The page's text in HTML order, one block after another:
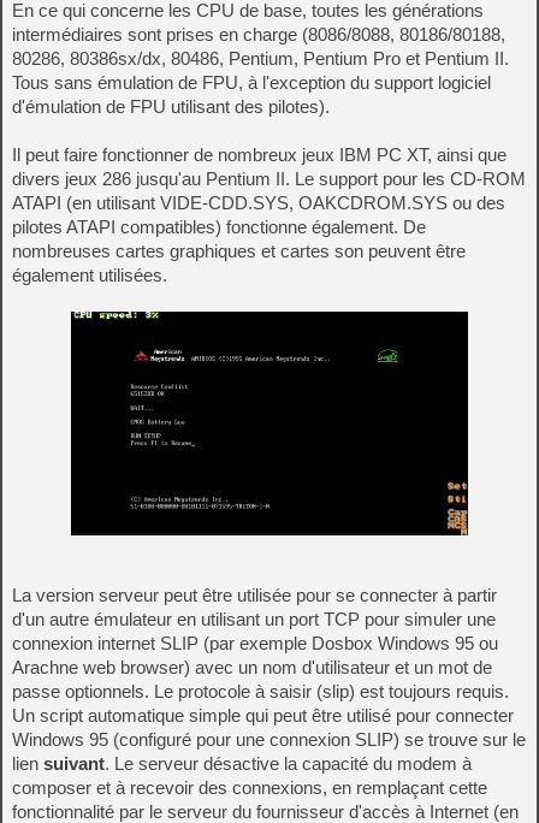
En ce qui concerne les CPU de base, toutes les générations
intermédiaires sont prises en charge (8086/8088, 80186/80188,
80286, 80386sx/dx, 80486, Pentium, Pentium Pro et Pentium II.
Tous sans émulation de FPU, à l'exception du support logiciel
d'émulation de FPU utilisant des pilotes).
Il peut faire fonctionner de nombreux jeux IBM PC XT, ainsi que
divers jeux 286 jusqu'au Pentium II. Le support pour les CD-ROM
ATAPI (en utilisant VIDE-CDD.SYS, OAKCDROM.SYS ou des
pilotes ATAPI compatibles) fonctionne également. De
nombreuses cartes graphiques et cartes son peuvent être
également utilisées.
La version serveur peut être utilisée pour se connecter à partir
d'un autre émulateur en utilisant un port TCP pour simuler une
connexion internet SLIP (par exemple Dosbox Windows 95 ou
Arachne web browser) avec un nom d'utilisateur et un mot de
passe optionnels. Le protocole à saisir (slip) est toujours requis.
Un script automatique simple qui peut être utilisé pour connecter
Windows 95 (configuré pour une connexion SLIP) se trouve sur le
lien suivant. Le serveur désactive la capacité du modem à
composer et à recevoir des connexions, en remplaçant cette
fonctionnalité par le serveur du fournisseur d'accès à Internet (en